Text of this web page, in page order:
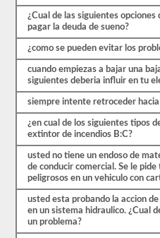
las
pruebas
tener
conocimiento
material
salir
para
tomar
examen
real.
¿Cual de las siguientes
pagar la deuda de sueno?
¿como se pueden evitar los
cuando empiezas a bajar una
siguientes deberia influir en tu
siempre intente retroceder
¿en cual de los siguientes tipos
extintor de incendios B:C?
usted no tiene un endoso de
de conducir comercial. Se le
peligrosos en un vehiculo con
usted esta probando la accion
en un sistema hidraulico. ¿Cual
un problema?